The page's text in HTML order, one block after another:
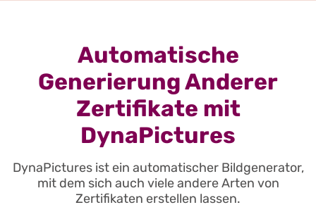
Automatische
Generierung Anderer
Zertifikate mit
DynaPictures
DynaPictures ist ein automatischer Bildgenerator,
mit dem sich auch viele andere Arten von
Zertifikaten erstellen lassen.